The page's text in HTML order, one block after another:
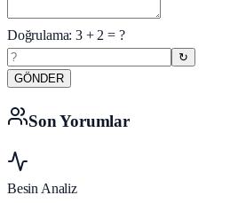
Doğrulama:3+2 = ?
↻
GÖNDER
Son Yorumlar
Besin Analiz